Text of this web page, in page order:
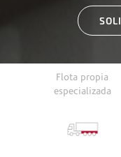
Flota propia
especializada